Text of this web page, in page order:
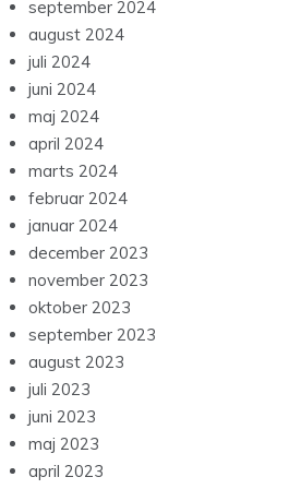
september 2024
august 2024
juli 2024
juni 2024
maj 2024
april 2024
marts 2024
februar 2024
januar 2024
december 2023
november 2023
oktober 2023
september 2023
august 2023
juli 2023
juni 2023
maj 2023
april 2023